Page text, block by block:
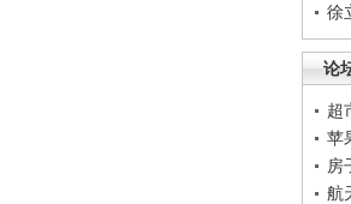
徐
论
超
苹
房
航